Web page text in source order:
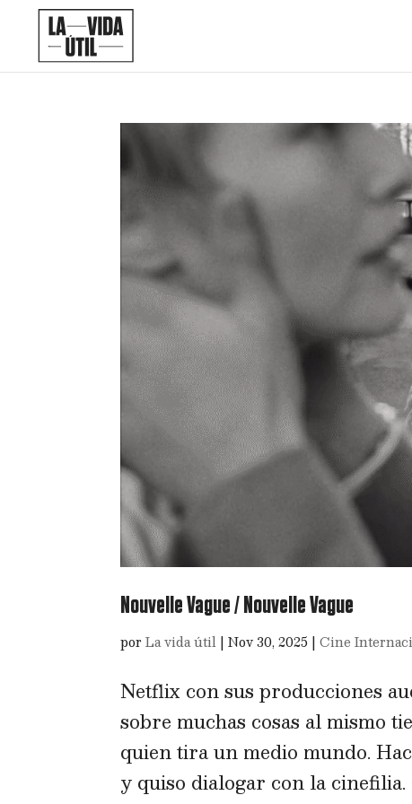
Nouvelle Vague / Nouvelle Vague
porLa vida útil |Nov 30, 2025 |Cine
Netflix con sus producciones
sobre muchas cosas al mismo
quien tira un medio mundo.
y quiso dialogar con la cinefilia.